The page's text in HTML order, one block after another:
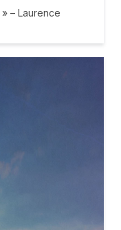
– Laurence